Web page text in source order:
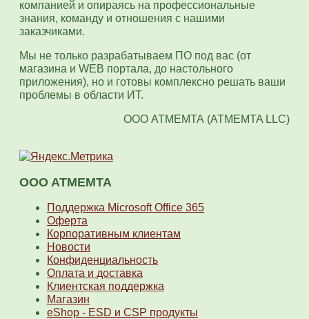
компанией и опираясь на профессиональные
знания, команду и отношения с нашими
заказчиками.
Мы не только разрабатываем ПО под вас (от
магазина и WEB портала, до настольного
приложения), но и готовы комплексно решать ваши
проблемы в области ИТ.
OOO АТМЕМТА (ATMEMTA LLC)
OOO ATMEMTA
Поддержка Microsoft Office 365
Оферта
Корпоративным клиентам
Новости
Конфиденциальность
Оплата и доставка
Клиентская поддержка
Магазин
eShop - ESD и CSP продукты